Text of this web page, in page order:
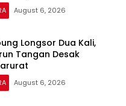
August 6, 2026
Longsor Dua Kali,
Tangan Desak
August 6, 2026